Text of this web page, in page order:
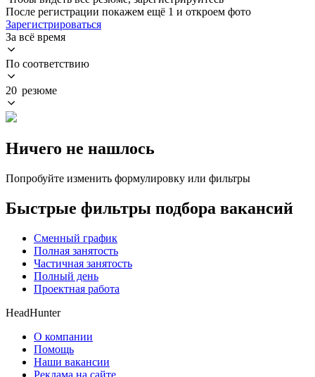
После регистрации покажем ещё 1 и откроем фото
Зарегистрироваться
За всё время
По соответствию
20 резюме
Ничего не нашлось
Попробуйте изменить формулировку или фильтры
Быстрые фильтры подбора вакансий
Сменный график
Полная занятость
Частичная занятость
Полный день
Проектная работа
HeadHunter
О компании
Помощь
Наши вакансии
Реклама на сайте